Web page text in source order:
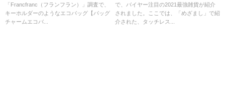
も？
「Francfranc（フランフラン）」調査で、
キーホルダーのようなエコバッグ【バッグ
チャームエコバ...
で、バイヤー注目の2021最強雑貨が紹介
されました。ここでは、「めざまし」で紹
介された、タッチレス...